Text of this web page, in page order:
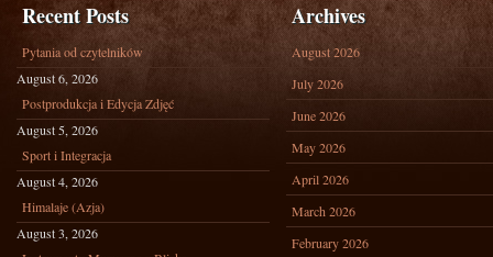
Recent Posts
Pytania od czytelników
August 6, 2026
Postprodukcja i Edycja Zdjęć
August 5, 2026
Sport i Integracja
August 4, 2026
Himalaje (Azja)
August 3, 2026
Archives
August 2026
July 2026
June 2026
May 2026
April 2026
March 2026
February 2026